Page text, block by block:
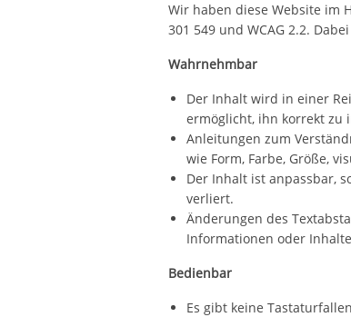
Wir haben diese Website im
301 549 und WCAG 2.2.
Wahrnehmbar
Der Inhalt wird in einer
ermöglicht, ihn korrekt zu
Anleitungen zum
wie Form, Farbe, Größe,
Der Inhalt ist anpassbar,
verliert.
Änderungen des
Informationen oder
Bedienbar
Es gibt keine